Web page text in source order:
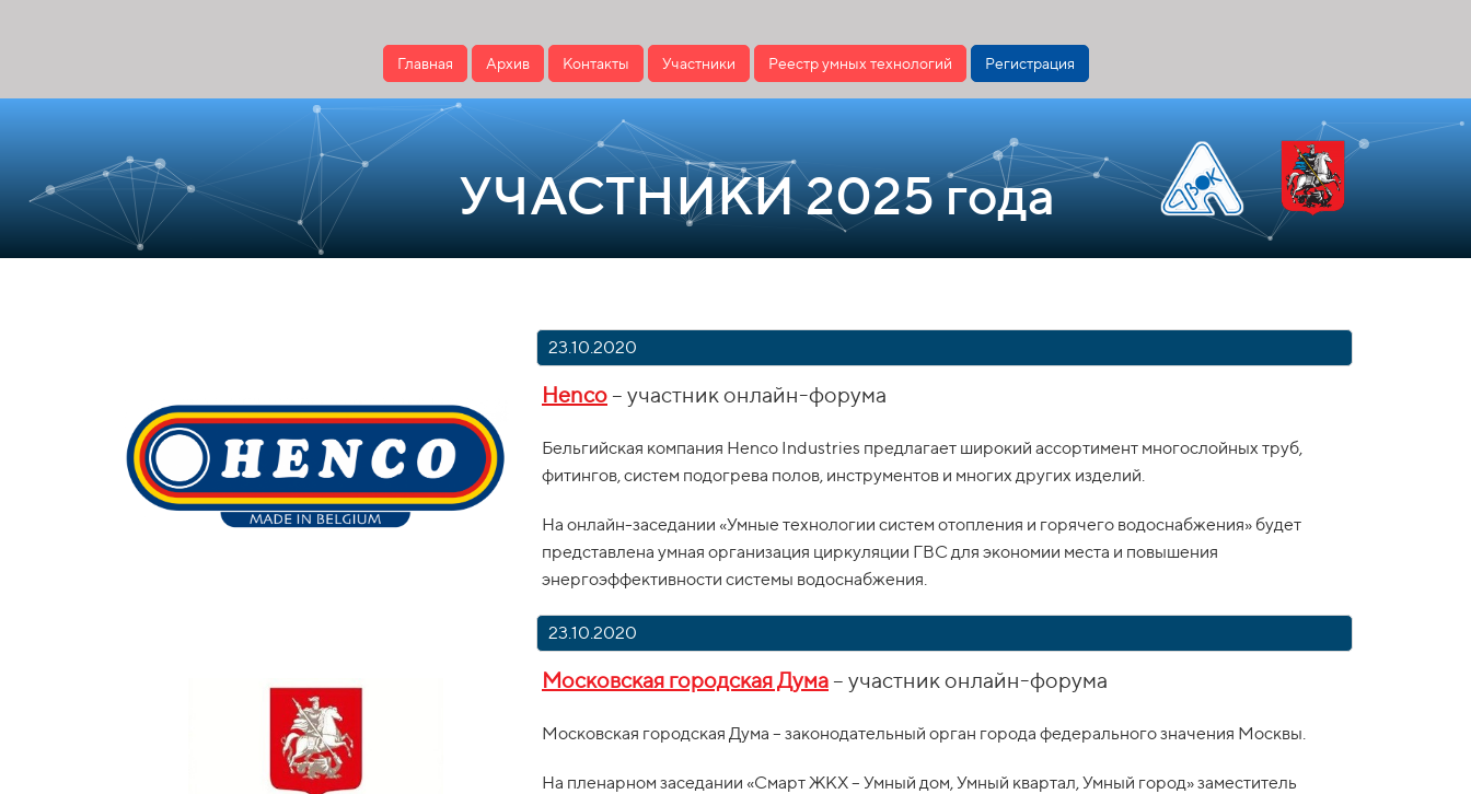
Главная Архив Контакты Участники Реестр умных технологий Регистрация
УЧАСТНИКИ 2025 года
23.10.2020
Henco – участник онлайн-форума
Бельгийская компания Henco Industries предлагает широкий ассортимент многослойных труб,
фитингов, систем подогрева полов, инструментов и многих других изделий.
На онлайн-заседании «Умные технологии систем отопления и горячего водоснабжения» будет
представлена умная организация циркуляции ГВС для экономии места и повышения
энергоэффективности системы водоснабжения.
23.10.2020
Московская городская Дума – участник онлайн-форума
Московская городская Дума – законодательный орган города федерального значения Москвы.
На пленарном заседании «Смарт ЖКХ – Умный дом, Умный квартал, Умный город» заместитель